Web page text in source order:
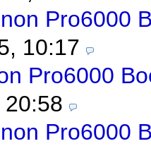
Pro6000
10:17
Pro6000
Pro6000